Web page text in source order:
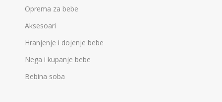
Oprema za bebe
Aksesoari
Hranjenje i dojenje bebe
Nega i kupanje bebe
Bebina soba